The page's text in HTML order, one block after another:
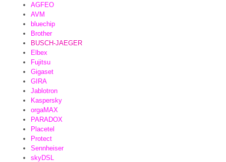
AGFEO
AVM
bluechip
Brother
BUSCH-JAEGER
Elbex
Fujitsu
Gigaset
GIRA
Jablotron
Kaspersky
orgaMAX
PARADOX
Placetel
Protect
Sennheiser
skyDSL